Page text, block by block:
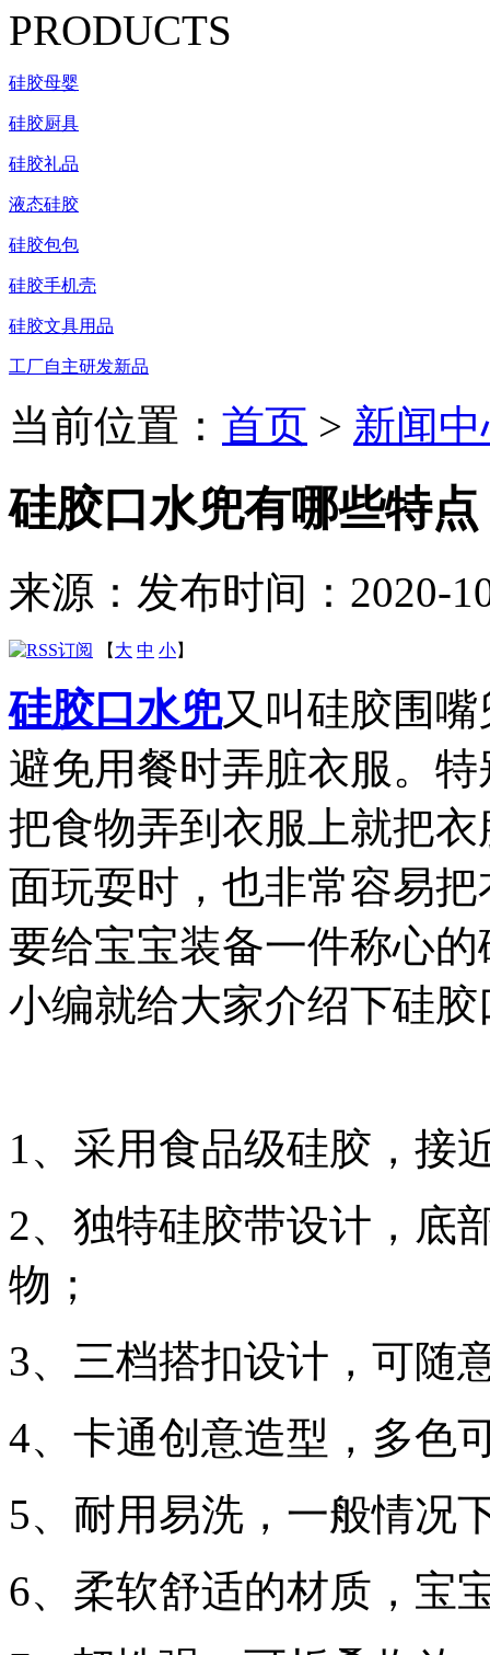
PRODUCTS
硅胶母婴
硅胶厨具
硅胶礼品
液态硅胶
硅胶包包
硅胶手机壳
硅胶文具用品
工厂自主研发新品
当前位置： 首页 > 新闻
硅胶口水兜有哪些特点
来源： 发布时间：2020-
【 大 中 小】
硅胶口水兜又叫硅胶围
避免用餐时弄脏衣服。
把食物弄到衣服上就把
面玩耍时，也非常容易
要给宝宝装备一件称心
小编就给大家介绍下硅
1、 采用食品级硅胶，接
2、 独特硅胶带设计，底
物；
3、 三档搭扣设计，可随
4、 卡通创意造型，多色
5、 耐用易洗，一般情况
6、 柔软舒适的材质，宝